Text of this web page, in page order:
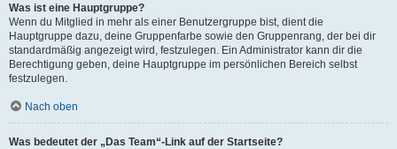
Was ist eine Hauptgruppe?
Wenn du Mitglied in mehr als einer Benutzergruppe bist, dient die
Hauptgruppe dazu, deine Gruppenfarbe sowie den Gruppenrang, der bei dir
standardmäßig angezeigt wird, festzulegen. Ein Administrator kann dir die
Berechtigung geben, deine Hauptgruppe im persönlichen Bereich selbst
festzulegen.
Nach oben
Was bedeutet der „Das Team“-Link auf der Startseite?